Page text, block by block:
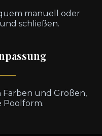
manuell oder
schließen.
und Größen,
Poolform.